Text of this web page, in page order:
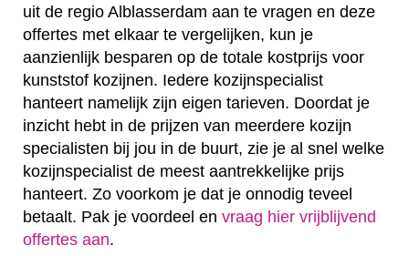
uit de regio Alblasserdam aan te vragen en deze
offertes met elkaar te vergelijken, kun je
aanzienlijk besparen op de totale kostprijs voor
kunststof kozijnen. Iedere kozijnspecialist
hanteert namelijk zijn eigen tarieven. Doordat je
inzicht hebt in de prijzen van meerdere kozijn
specialisten bij jou in de buurt, zie je al snel welke
kozijnspecialist de meest aantrekkelijke prijs
hanteert. Zo voorkom je dat je onnodig teveel
betaalt. Pak je voordeel en vraag hier vrijblijvend
offertes aan.